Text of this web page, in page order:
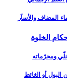
المضاف والأسآر
الخلوة
ومحرّماته‏
البول أو الغائط